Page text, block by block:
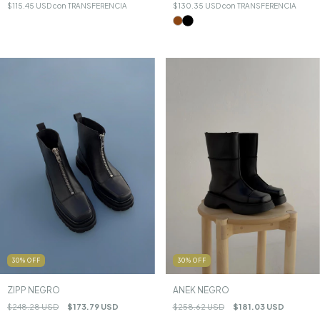
$115.45 USDcon TRANSFERENCIA $130.35 USDcon TRANSFERENCIA
30% OFF
ZIPP NEGRO
$248.28 USD $173.79 USD
30% OFF
ANEK NEGRO
$258.62 USD $181.03 USD